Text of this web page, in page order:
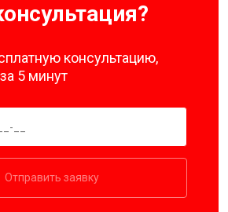
консультацию,
5 минут
Отправить заявку